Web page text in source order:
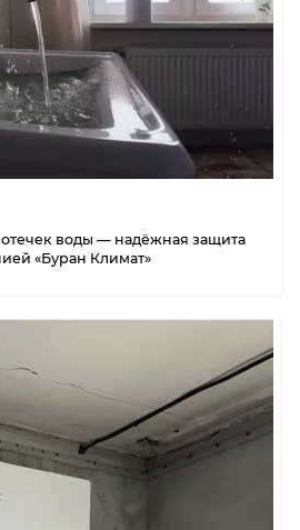
воды — надёжная защита
«Буран Климат»